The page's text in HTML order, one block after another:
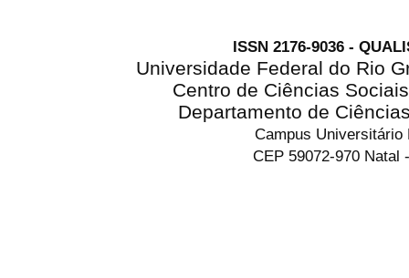
ISSN 2176-9036 -
Universidade Federal do Rio
Centro de Ciências
Departamento de
Campus Universitário
CEP 59072-970 Natal